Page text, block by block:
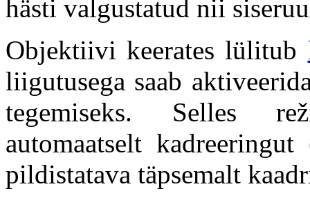
hästi valgustatud nii
Objektiivi keerates lülitub
liigutusega saab
tegemiseks. Selles
automaatselt kadreeringut
pildistatava täpsemalt